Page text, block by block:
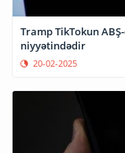
Tramp TikTokun
niyyətindədir
20-02-2025